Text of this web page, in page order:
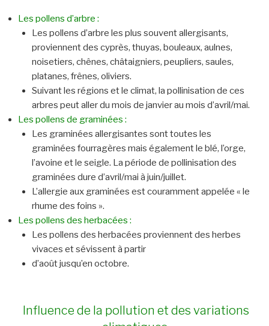
Les pollens d’arbre :
Les pollens d’arbre les plus souvent allergisants,
proviennent des cyprès, thuyas, bouleaux, aulnes,
noisetiers, chênes, châtaigniers, peupliers, saules,
platanes, frênes, oliviers.
Suivant les régions et le climat, la pollinisation de ces
arbres peut aller du mois de janvier au mois d’avril/mai.
Les pollens de graminées :
Les graminées allergisantes sont toutes les
graminées fourragères mais également le blé, l’orge,
l’avoine et le seigle. La période de pollinisation des
graminées dure d’avril/mai à juin/juillet.
L’allergie aux graminées est couramment appelée « le
rhume des foins ».
Les pollens des herbacées :
Les pollens des herbacées proviennent des herbes
vivaces et sévissent à partir
d’août jusqu’en octobre.
Influence de la pollution et des variations